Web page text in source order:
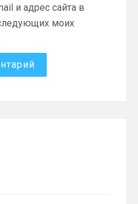
и адрес сайта в
моих